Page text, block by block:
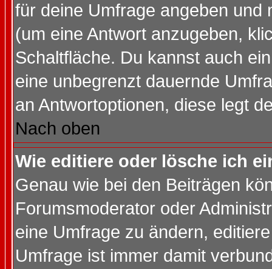
für deine Umfrage angeben und
(um eine Antwort anzugeben,
Schaltfläche. Du kannst auch
eine unbegrenzt dauernde
an Antwortoptionen, diese legt
Nach oben
Wie editiere oder lösche ich
Genau wie bei den Beiträgen
Forumsmoderator oder
eine Umfrage zu ändern,
Umfrage ist immer damit